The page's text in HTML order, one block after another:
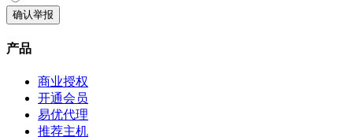
确认举报
产品
商业授权
开通会员
易优代理
推荐主机